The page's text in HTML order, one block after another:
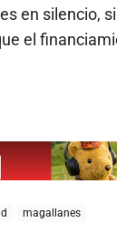
en silencio,
el
magallanes